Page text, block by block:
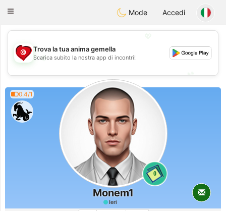
Tunisia Dating
Toggle
Mode Accedi
💖
💕
Trova la tua anima gemella
Scarica subito la nostra app di incontri!
0.4/1
0
Monem1
Ieri